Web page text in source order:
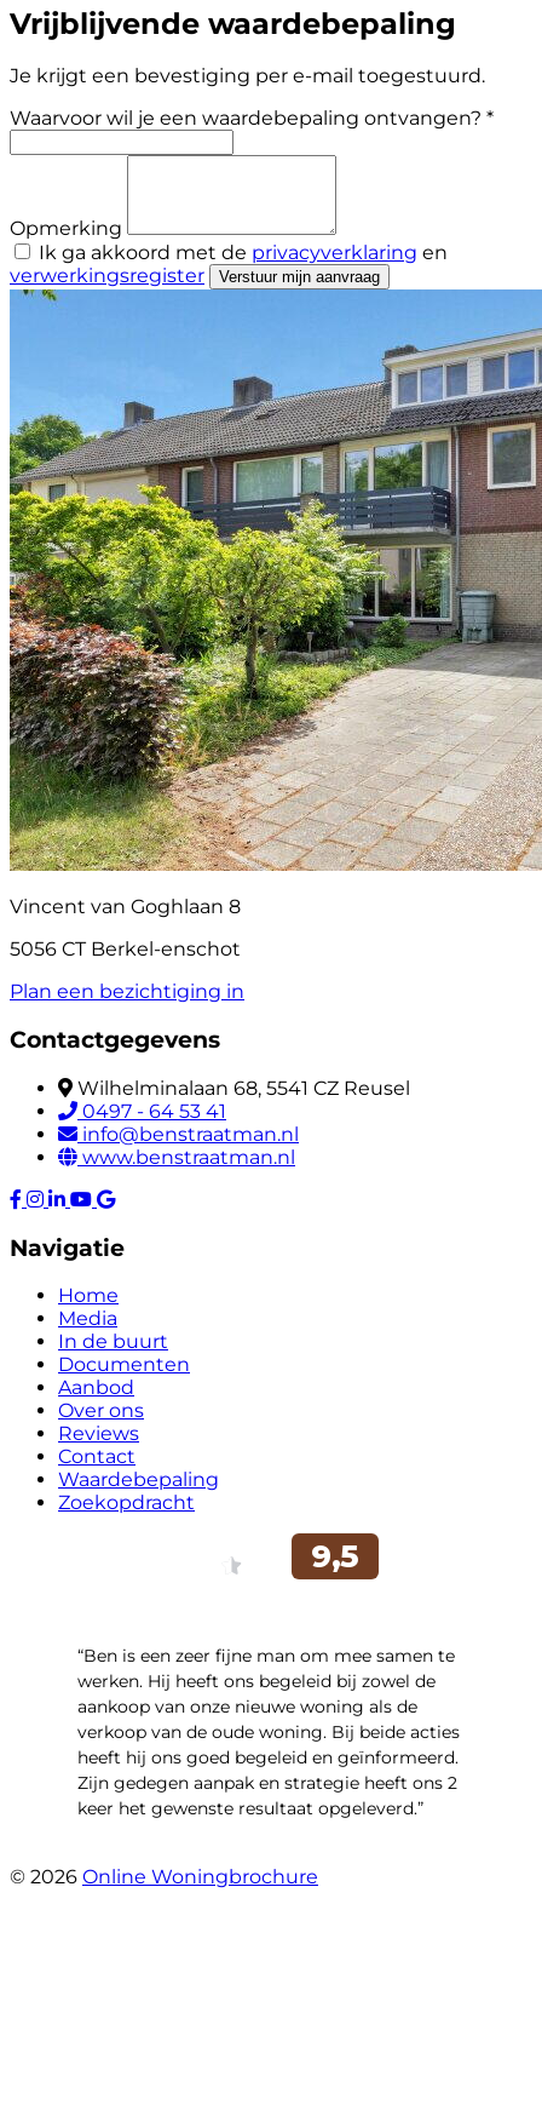
Vrijblijvende waardebepaling
Je krijgt een bevestiging per e-mail toegestuurd.
Waarvoor wil je een waardebepaling ontvangen? *
Opmerking
Ik ga akkoord met de privacyverklaring en
verwerkingsregister
Verstuur mijn aanvraag
Vincent van Goghlaan 8
5056 CT Berkel-enschot
Plan een bezichtiging in
Contactgegevens
Wilhelminalaan 68, 5541 CZ Reusel
0497 - 64 53 41
info@benstraatman.nl
www.benstraatman.nl
Navigatie
Home
Media
In de buurt
Documenten
Aanbod
Over ons
Reviews
Contact
Waardebepaling
Zoekopdracht
“Ben is een zeer fijne man om mee samen te
werken. Hij heeft ons begeleid bij zowel de
aankoop van onze nieuwe woning als de
verkoop van de oude woning. Bij beide acties
heeft hij ons goed begeleid en geïnformeerd.
Zijn gedegen aanpak en strategie heeft ons 2
keer het gewenste resultaat opgeleverd.”
© 2026 Online Woningbrochure